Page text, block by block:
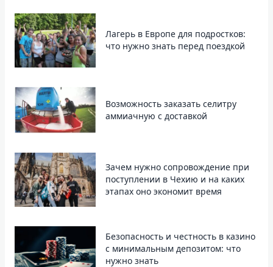
Лагерь в Европе для подростков:
что нужно знать перед поездкой
Возможность заказать селитру
аммиачную с доставкой
Зачем нужно сопровождение при
поступлении в Чехию и на каких
этапах оно экономит время
Безопасность и честность в казино
с минимальным депозитом: что
нужно знать